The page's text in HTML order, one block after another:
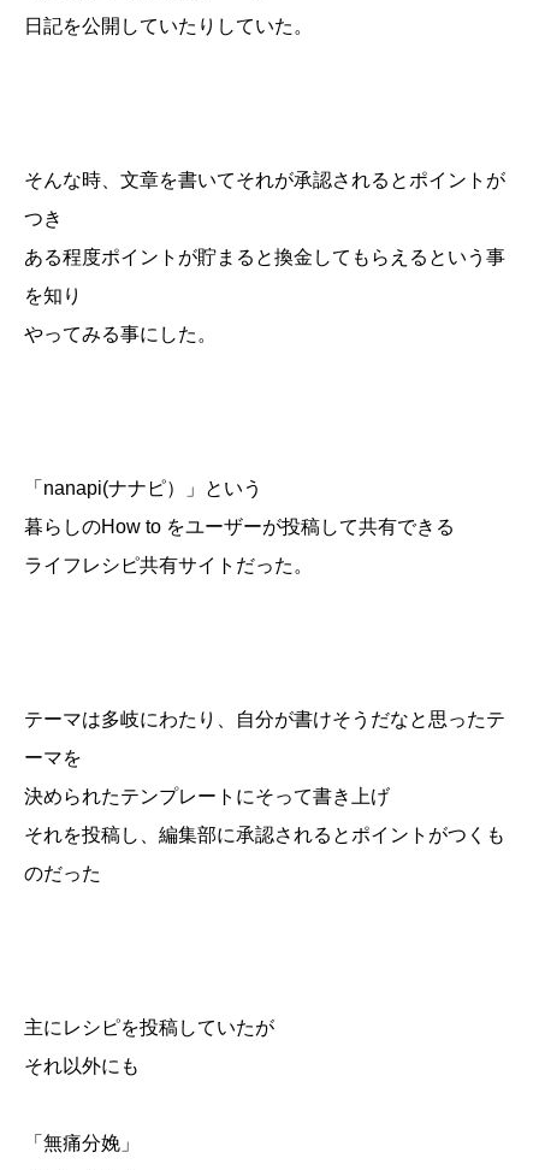
日記を公開していたりしていた。
そんな時、文章を書いてそれが承認されるとポイントが
つき
ある程度ポイントが貯まると換金してもらえるという事
を知り
やってみる事にした。
「nanapi(ナナピ）」という
暮らしのHow to をユーザーが投稿して共有できる
ライフレシピ共有サイトだった。
テーマは多岐にわたり、自分が書けそうだなと思ったテ
ーマを
決められたテンプレートにそって書き上げ
それを投稿し、編集部に承認されるとポイントがつくも
のだった
主にレシピを投稿していたが
それ以外にも
「無痛分娩」